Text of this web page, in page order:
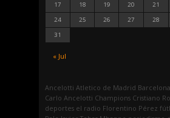
« Jul
17
18 19 20 21
24
25 26 27 28
31
Ancelotti Atletico de Madrid Barcelona
Carlo Ancelotti Champions Cristiano
deportes el radio Florentino Pérez